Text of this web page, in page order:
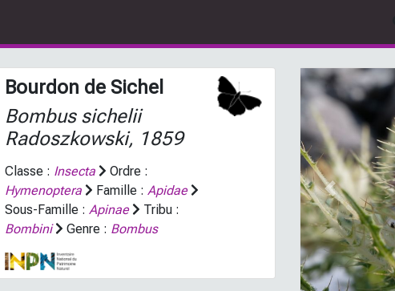
Bourdon de Sichel
Bombus sichelii
Radoszkowski, 1859
Classe : Insecta
Ordre :
Hymenoptera
Famille : Apidae
Sous-Famille : Apinae
Tribu :
Bombini
Genre : Bombus
Previous